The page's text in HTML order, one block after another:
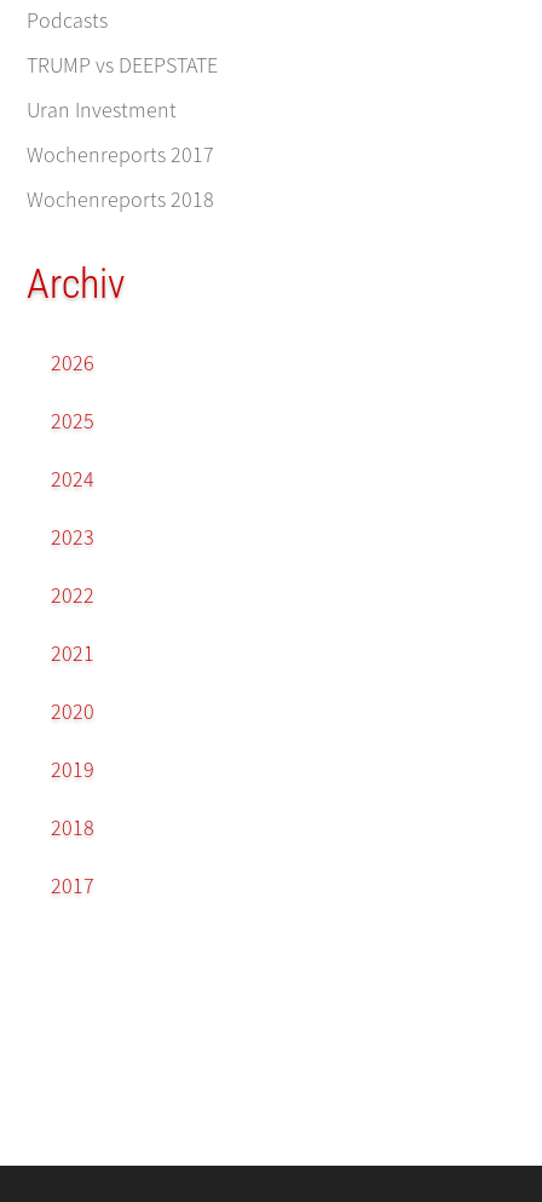
Podcasts
TRUMP vs DEEPSTATE
Uran Investment
Wochenreports 2017
Wochenreports 2018
Archiv
2026
2025
2024
2023
2022
2021
2020
2019
2018
2017